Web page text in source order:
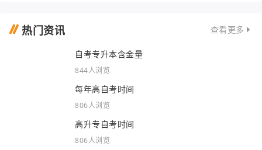
热门资讯 查看更多
自考专升本含金量
844人浏览
每年高自考时间
806人浏览
高升专自考时间
806人浏览